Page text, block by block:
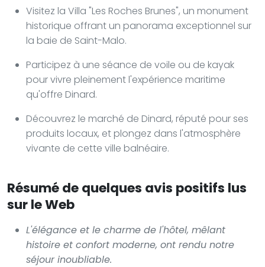
Visitez la Villa "Les Roches Brunes", un monument
historique offrant un panorama exceptionnel sur
la baie de Saint-Malo.
Participez à une séance de voile ou de kayak
pour vivre pleinement l'expérience maritime
qu'offre Dinard.
Découvrez le marché de Dinard, réputé pour ses
produits locaux, et plongez dans l'atmosphère
vivante de cette ville balnéaire.
Résumé de quelques avis positifs lus
sur le Web
L'élégance et le charme de l'hôtel, mêlant
histoire et confort moderne, ont rendu notre
séjour inoubliable.